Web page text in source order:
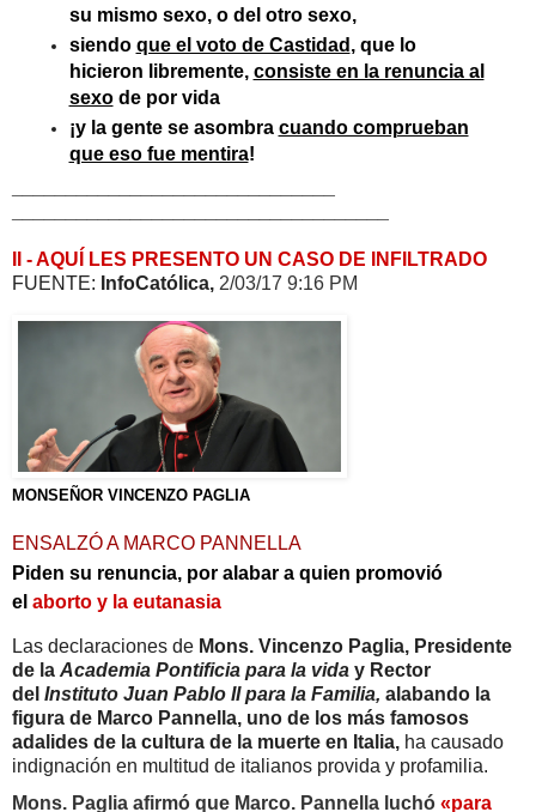
su mismo sexo, o del otro sexo,
siendo que el voto de Castidad , que lo
hicieron libremente, consiste en la renuncia al
sexode por vida
¡y la gente se asombra cuando comprueban
que eso fue mentira!
II - AQUÍ LES PRESENTO UN CASO DE INFILTRADO
FUENTE: InfoCatólica, 2/03/17 9:16 PM
MONSEÑOR VINCENZO PAGLIA
ENSALZÓ A MARCO PANNELLA
Piden su renuncia, por alabar a quien promovió
el aborto y la eutanasia
Las declaraciones de Mons. Vincenzo Paglia, Presidente
de la Academia Pontificia para la vida y Rector
del Instituto Juan Pablo II para la Familia, alabando la
figura de Marco Pannella, uno de los más famosos
adalides de la cultura de la muerte en Italia, ha causado
indignación en multitud de italianos provida y profamilia.
Mons. Paglia afirmó que Marco. Pannella luchó «para